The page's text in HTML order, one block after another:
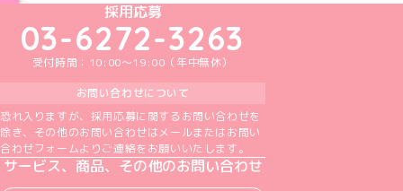
めいどりーみんTikTok公式アカウント
めいどりーみんX公式アカウント
めいどりーみんInstagram公式アカウント
めいどりーみんFacebook公式アカウン
めいどりーみんYouTube公式アカ
採用応募
03-6272-3263
受付時間：10:00～19:00（年中無休）
お問い合わせについて
恐れ入りますが、採用応募に関するお問い合わせを
除き、その他のお問い合わせはメールまたはお問い
合わせフォームよりご連絡をお願いいたします。
サービス、商品、その他のお問い合わせ